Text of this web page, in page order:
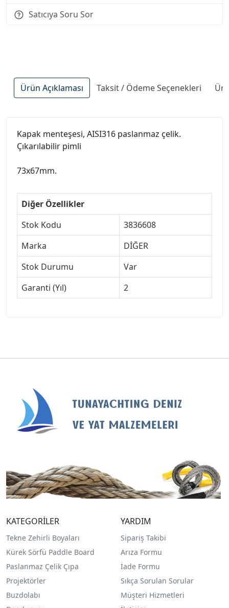
Satıcıya Soru Sor
Ürün Açıklaması Taksit / Ödeme Seçenekleri
Kapak menteşesi, AISI316 paslanmaz çelik.
Çıkarılabilir pimli
73x67mm.
Diğer Özellikler
Stok Kodu
3836608
Marka
DİĞER
Stok Durumu
Var
Garanti (Yıl)
2
KATEGORİLER
Tekne Zehirli Boyaları
Kürek Sörfü Paddle Board
Paslanmaz Çelik Çıpa
Projektörler
Buzdolabı
YARDIM
Sipariş Takibi
Arıza Formu
İade Formu
Sıkça Sorulan Sorular
Müşteri Hizmetleri